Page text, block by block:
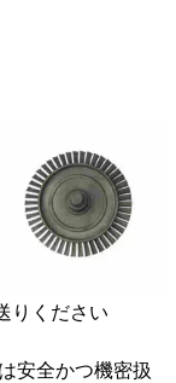
りください
安全かつ機密扱